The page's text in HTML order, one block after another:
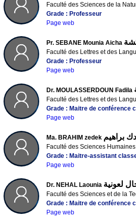
Faculté des Sciences de la
Grade : Professeur
Page web
Pr. SEBANE Mounia Aicha
Faculté des Lettres et des
Grade : Professeur
Page web
Dr. MOULASSERDOUN Fadila
Faculté des Lettres et des
Grade : Maitre de conférence
Page web
Ma. BRAHIM zedek براهيم
Faculté des Sciences
Grade : Maitre-assistant
Page web
Dr. NEHAL Laounia لعونية
Faculté des Sciences et de la
Grade : Maitre de conférence
Page web